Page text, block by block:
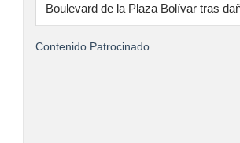
Boulevard de la Plaza Bolívar tras
Contenido Patrocinado